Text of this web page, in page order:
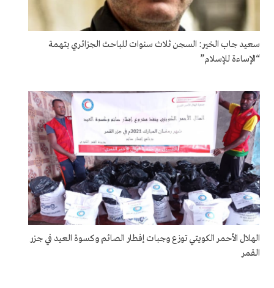
سعيد جاب الخير: السجن ثلاث سنوات للباحث الجزائري بتهمة
“الإساءة للإسلام”
الهلال الأحمر الكويتي توزع وجبات إفطار الصائم وكسوة العيد في جزر
القمر